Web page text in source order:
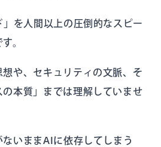
を人間以上の圧倒的なスピー
。
や、セキュリティの文脈、そ
本質」までは理解していませ
いままAIに依存してしまう